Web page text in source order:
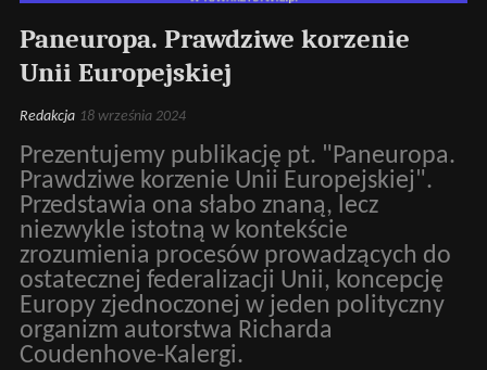
Paneuropa. Prawdziwe korzenie
Unii Europejskiej
Redakcja 18 września 2024
Prezentujemy publikację pt. "Paneuropa.
Prawdziwe korzenie Unii Europejskiej".
Przedstawia ona słabo znaną, lecz
niezwykle istotną w kontekście
zrozumienia procesów prowadzących do
ostatecznej federalizacji Unii, koncepcję
Europy zjednoczonej w jeden polityczny
organizm autorstwa Richarda
Coudenhove-Kalergi.